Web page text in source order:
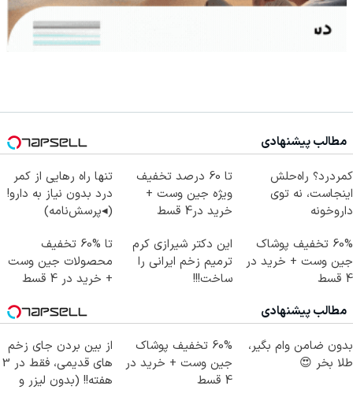
مطالب پیشنهادی
کمردرد؟ راه‌حلش
اینجاست، نه توی
داروخونه
تا 60 درصد تخفیف
ویژه جین وست +
خرید در4 قسط
تنها راه رهایی از کمر
درد بدون نیاز به دارو!
(◂پرسش‌نامه)
60% تخفیف پوشاک
جین وست + خرید در
4 قسط
این دکتر شیرازی کرم
ترمیم زخم ایرانی را
ساخت!!!
تا %60 تخفیف
محصولات جین وست
+ خرید در 4 قسط
مطالب پیشنهادی
بدون ضامن وام بگیر،
طلا بخر 😍
60% تخفیف پوشاک
جین وست + خرید در
4 قسط
از بین بردن جای زخم
های قدیمی، فقط در 3
هفته!! (بدون لیزر و